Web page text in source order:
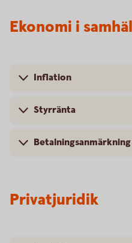
Ekonomi i
Inflation
Styrränta
Betalningsanmärkning
Privatjuridik